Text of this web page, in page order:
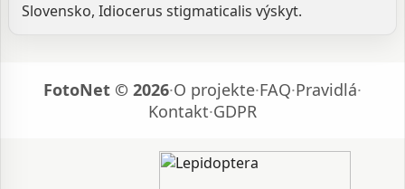
Slovensko, Idiocerus stigmaticalis výskyt.
FotoNet © 2026·O projekte·FAQ·Pravidlá·
Kontakt·GDPR